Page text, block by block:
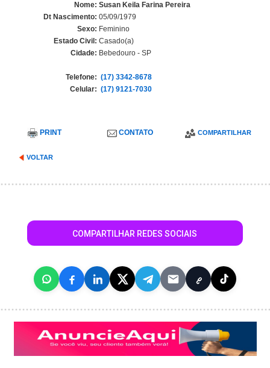
Nome: Susan Keila Farina Pereira
Dt Nascimento: 05/09/1979
Sexo: Feminino
Estado Civil: Casado(a)
Cidade: Bebedouro - SP
Telefone: (17) 3342-8678
Celular: (17) 9121-7030
PRINT CONTATO COMPARTILHAR
VOLTAR
COMPARTILHAR REDES SOCIAIS